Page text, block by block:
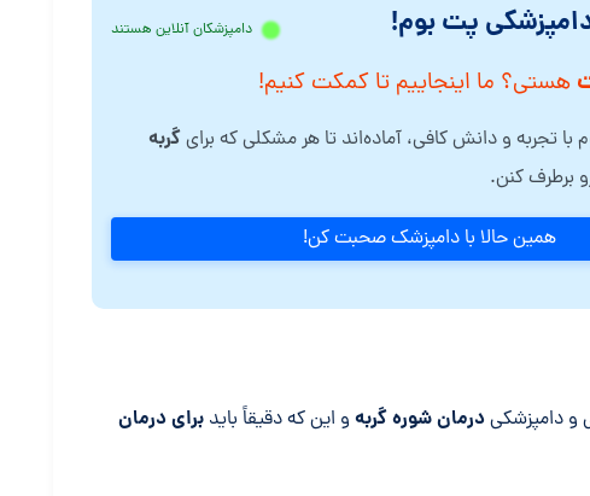
پت بوم! دامپزشکان آنلاین هستند
هستی؟ ما اینجاییم تا کمکت کنیم!
با تجربه و دانش کافی، آماده‌اند تا هر مشکلی که برایگربه
برطرف کنن.
همین حالا با دامپزشک صحبت کن!
و دامپزشکی درمان شوره گربه و این که دقیقاً باید برای درمان